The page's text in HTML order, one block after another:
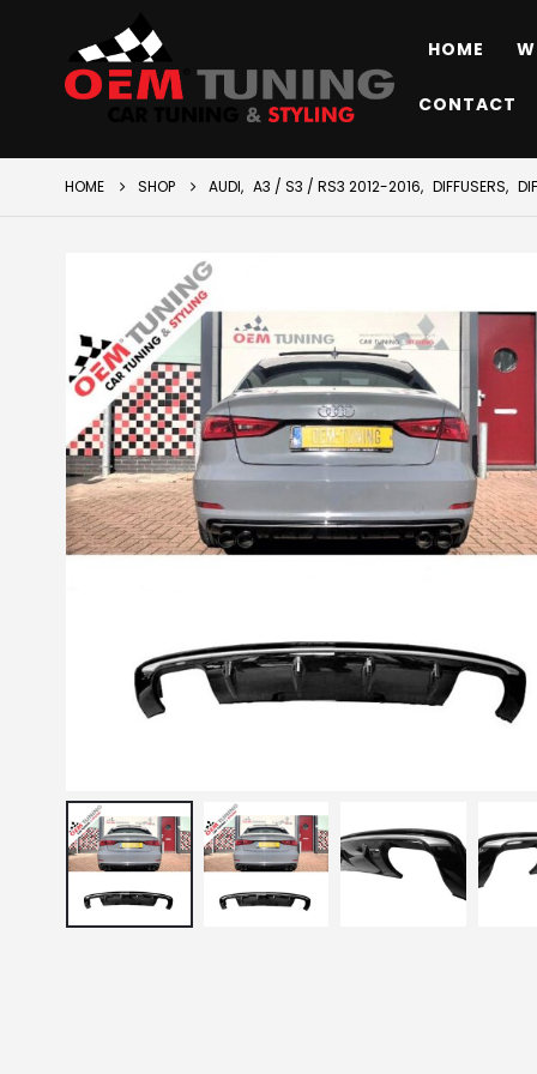
HOME
CONTACT
HOME SHOP AUDI, A3 / S3 / RS3 2012-2016, DIFFUSERS,